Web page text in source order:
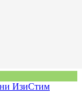
ИзиСтим